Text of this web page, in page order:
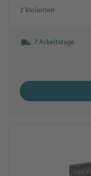
2 Varianten
7 Arbeitstage